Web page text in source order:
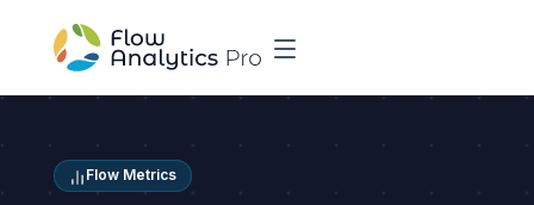
Flow Metrics